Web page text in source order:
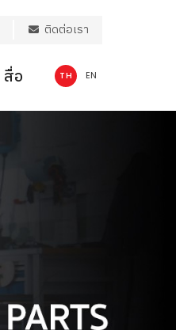
ติดต่อเรา
TH EN
สื่อ